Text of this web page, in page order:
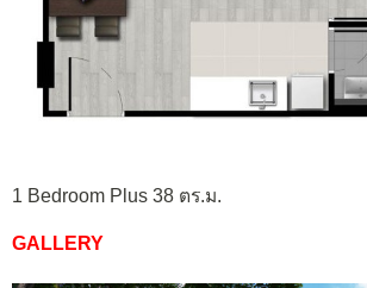
1 Bedroom Plus 38 ตร.ม.
GALLERY